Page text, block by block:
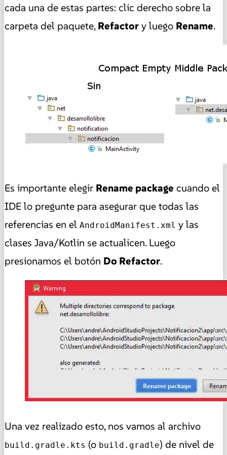
cada una de estas partes: clic derecho sobre la
carpeta del paquete,Refactory luego Rename.
Es importante elegir Rename package cuando el
IDE lo pregunte para asegurar que todas las
referencias en el AndroidManifest.xml y las
clases Java/Kotlin se actualicen. Luego
presionamos el botón Do Refactor.
Una vez realizado esto, nos vamos al archivo
build.gradle.kts (o build.gradle) de nivel de